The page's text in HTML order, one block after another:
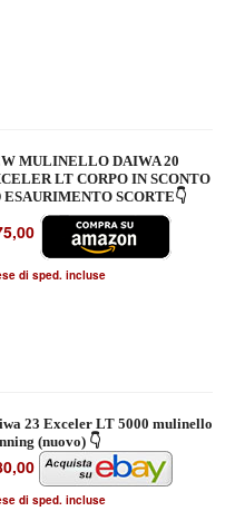
MULINELLO DAIWA 20
LT CORPO IN SCONTO
ESAURIMENTO SCORTE👇
di sped. incluse
23 Exceler LT 5000 mulinello
(nuovo) 👇
di sped. incluse